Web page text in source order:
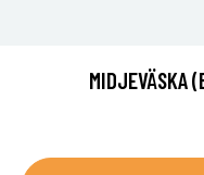
MIDJEVÄSKA